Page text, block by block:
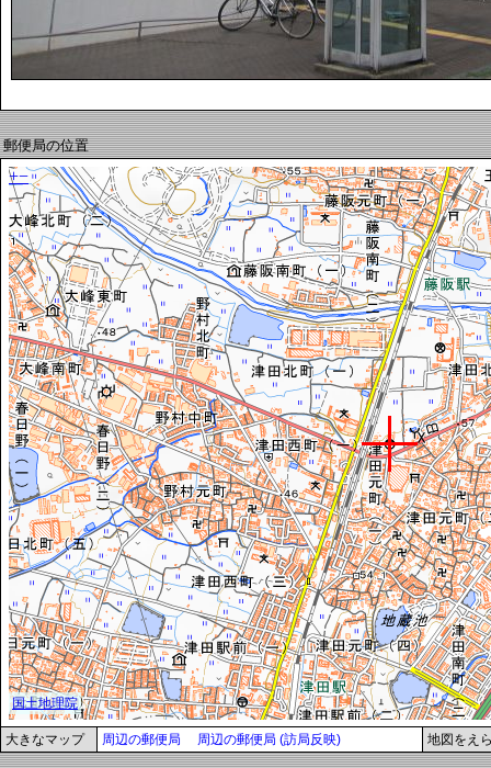
郵便局の位置
大きなマップ 周辺の郵便局 周辺の郵便局 (訪局反映) 地図をえ